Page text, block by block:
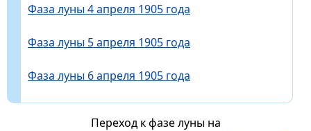
Фаза луны 4 апреля 1905 года
Фаза луны 5 апреля 1905 года
Фаза луны 6 апреля 1905 года
Переход к фазе луны на